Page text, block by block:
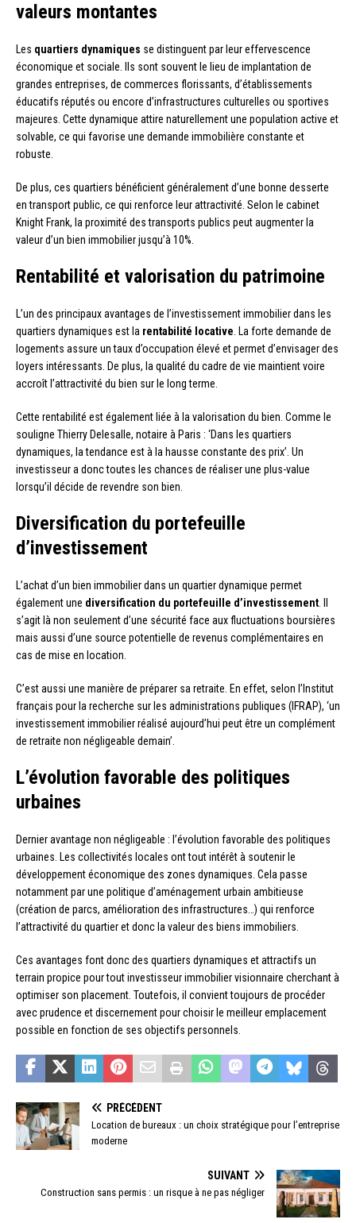
valeurs montantes
Les quartiers dynamiques se distinguent par leur effervescence
économique et sociale. Ils sont souvent le lieu de implantation de
grandes entreprises, de commerces florissants, d’établissements
éducatifs réputés ou encore d’infrastructures culturelles ou sportives
majeures. Cette dynamique attire naturellement une population active et
solvable, ce qui favorise une demande immobilière constante et
robuste.
De plus, ces quartiers bénéficient généralement d’une bonne desserte
en transport public, ce qui renforce leur attractivité. Selon le cabinet
Knight Frank, la proximité des transports publics peut augmenter la
valeur d’un bien immobilier jusqu’à 10%.
Rentabilité et valorisation du patrimoine
L’un des principaux avantages de l’investissement immobilier dans les
quartiers dynamiques est la rentabilité locative. La forte demande de
logements assure un taux d’occupation élevé et permet d’envisager des
loyers intéressants. De plus, la qualité du cadre de vie maintient voire
accroît l’attractivité du bien sur le long terme.
Cette rentabilité est également liée à la valorisation du bien. Comme le
souligne Thierry Delesalle, notaire à Paris : ‘Dans les quartiers
dynamiques, la tendance est à la hausse constante des prix’. Un
investisseur a donc toutes les chances de réaliser une plus-value
lorsqu’il décide de revendre son bien.
Diversification du portefeuille
d’investissement
L’achat d’un bien immobilier dans un quartier dynamique permet
également une diversification du portefeuille d’investissement. Il
s’agit là non seulement d’une sécurité face aux fluctuations boursières
mais aussi d’une source potentielle de revenus complémentaires en
cas de mise en location.
C’est aussi une manière de préparer sa retraite. En effet, selon l’Institut
français pour la recherche sur les administrations publiques (IFRAP), ‘un
investissement immobilier réalisé aujourd’hui peut être un complément
de retraite non négligeable demain’.
L’évolution favorable des politiques
urbaines
Dernier avantage non négligeable : l’évolution favorable des politiques
urbaines. Les collectivités locales ont tout intérêt à soutenir le
développement économique des zones dynamiques. Cela passe
notamment par une politique d’aménagement urbain ambitieuse
(création de parcs, amélioration des infrastructures…) qui renforce
l’attractivité du quartier et donc la valeur des biens immobiliers.
Ces avantages font donc des quartiers dynamiques et attractifs un
terrain propice pour tout investisseur immobilier visionnaire cherchant à
optimiser son placement. Toutefois, il convient toujours de procéder
avec prudence et discernement pour choisir le meilleur emplacement
possible en fonction de ses objectifs personnels.
PRÉCÉDENT
Location de bureaux : un choix stratégique pour l’entreprise
moderne
SUIVANT
Construction sans permis : un risque à ne pas négliger